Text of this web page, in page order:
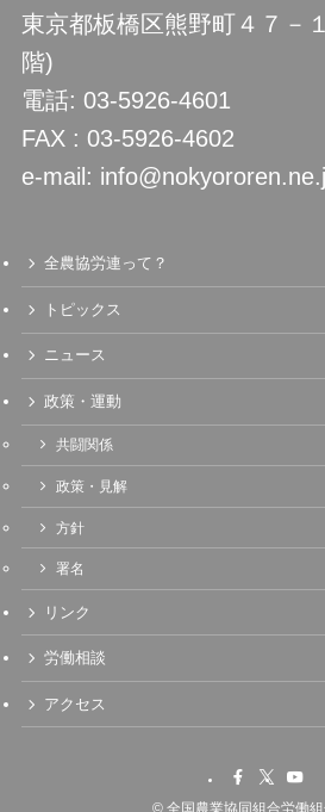
東京都板橋区熊野町４７－
階)
電話: 03-5926-4601
FAX : 03-5926-4602
e-mail:
全農協労連って？
トピックス
ニュース
政策・運動
共闘関係
政策・見解
方針
署名
リンク
労働相談
アクセス